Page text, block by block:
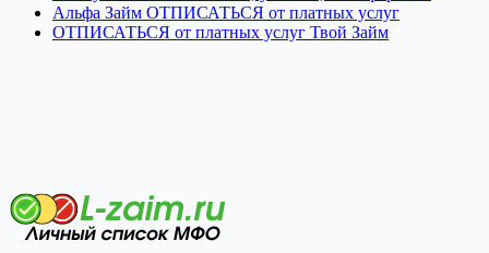
Альфа Займ ОТПИСАТЬСЯ от платных услуг
ОТПИСАТЬСЯ от платных услуг Твой Займ